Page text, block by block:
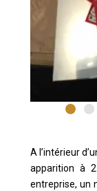
A l’intérieur
apparition à
entreprise, un